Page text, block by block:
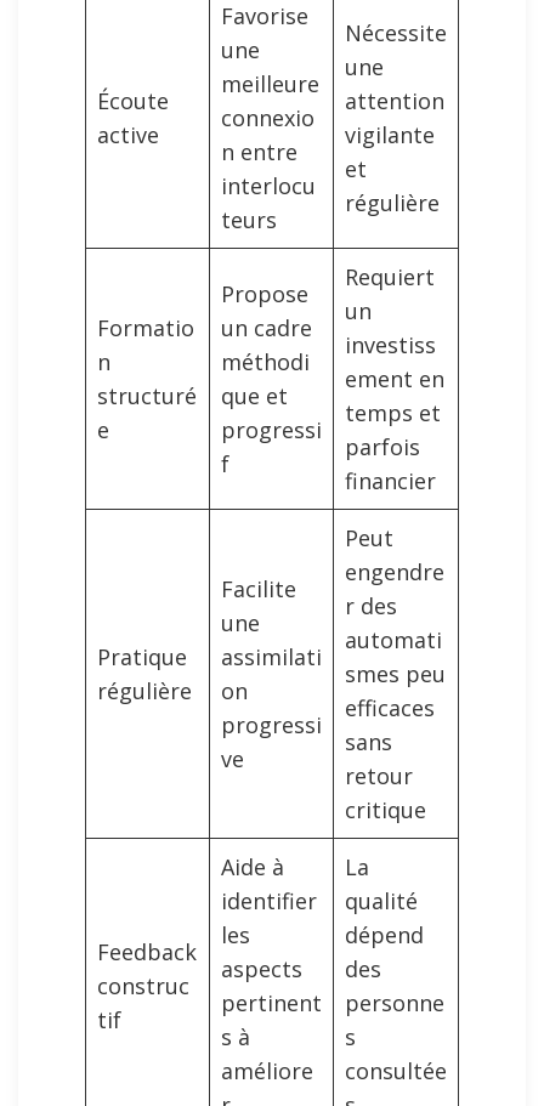
Écoute
active
Favorise
une
meilleure
connexio
n entre
interlocu
teurs
Nécessite
une
attention
vigilante
et
régulière
Formatio
n
structuré
e
Propose
un cadre
méthodi
que et
progressi
f
Requiert
un
investiss
ement en
temps et
parfois
financier
Pratique
régulière
Facilite
une
assimilati
on
progressi
ve
Peut
engendre
r des
automati
smes peu
efficaces
sans
retour
critique
Feedback
construc
tif
Aide à
identifier
les
aspects
pertinent
s à
améliore
La
qualité
dépend
des
personne
s
consultée